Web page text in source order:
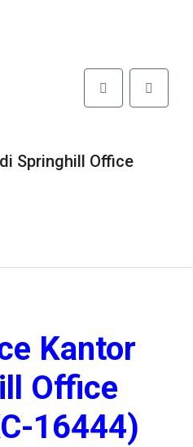
Springhill Office
Kantor
Office
16444)